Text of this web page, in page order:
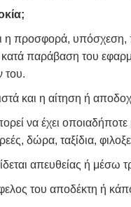
η προσφορά, υπόσχεση,
παράβαση του
του.
και η αίτηση ή
να έχει
δώρα, ταξίδια,
απευθείας ή μέσω
του αποδέκτη ή